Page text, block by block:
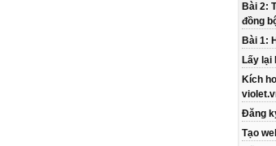
Bài 2:
đồng
Bài 1:
Lấy lại
Kích
Đăng
Tạo